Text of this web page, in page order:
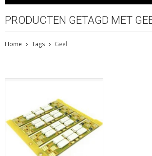
PRODUCTEN GETAGD MET
Home Tags Geel